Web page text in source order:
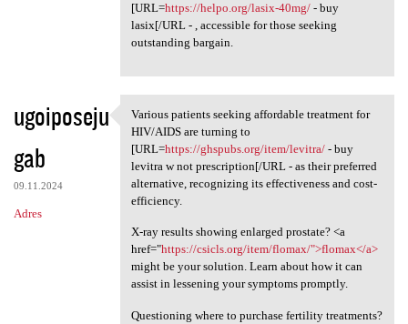
[URL=https://helpo.org/lasix-40mg/- buy
lasix[/URL - , accessible for those seeking
outstanding bargain.
ugoiposeju
gab
09.11.2024
Adres
Various patients seeking
Various patients seeking affordable treatment for
HIV/AIDS are turning to
[URL=https://ghspubs.org/item/levitra/- buy
levitra w not prescription[/URL - as their preferred
alternative, recognizing its effectiveness and cost-
efficiency.
X-ray results showing enlarged prostate? <a
href="https://csicls.org/item/flomax/">flomax</a>
might be your solution. Learn about how it can
assist in lessening your symptoms promptly.
Questioning where to purchase fertility treatments?